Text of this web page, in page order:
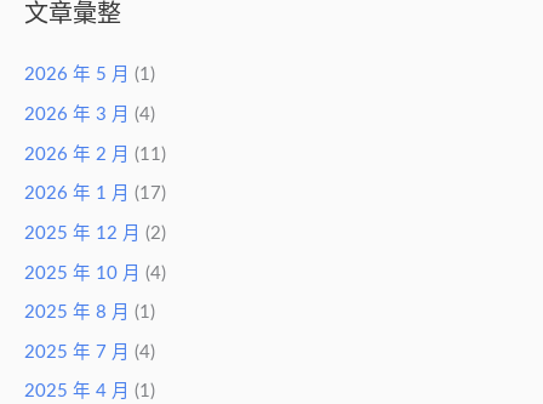
文章彙整
2026 年 5 月 (1)
2026 年 3 月 (4)
2026 年 2 月 (11)
2026 年 1 月 (17)
2025 年 12 月 (2)
2025 年 10 月 (4)
2025 年 8 月 (1)
2025 年 7 月 (4)
2025 年 4 月 (1)